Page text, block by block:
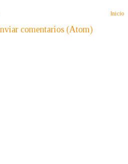
Inicio
comentarios (Atom)